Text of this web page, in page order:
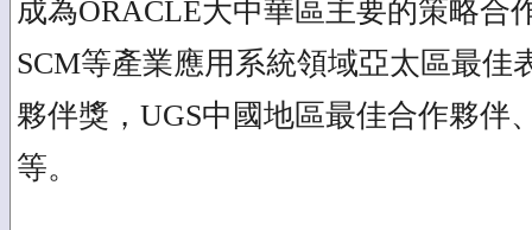
成為ORACLE大中華區主要的策略合
SCM等產業應用系統領域亞太區最佳
夥伴獎，UGS中國地區最佳合作夥伴
等。